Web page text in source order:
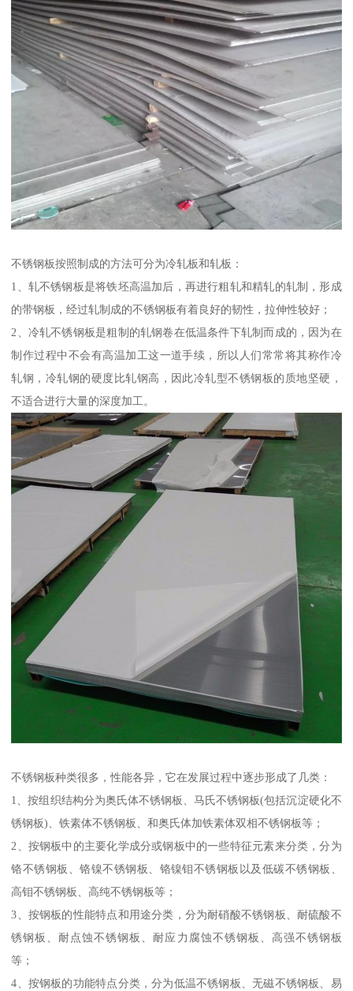
不锈钢板按照制成的方法可分为冷轧板和轧板：
1、轧不锈钢板是将铁坯高温加后，再进行粗轧和精轧的轧制，形成
的带钢板，经过轧制成的不锈钢板有着良好的韧性，拉伸性较好；
2、冷轧不锈钢板是粗制的轧钢卷在低温条件下轧制而成的，因为在
制作过程中不会有高温加工这一道手续，所以人们常常将其称作冷
轧钢，冷轧钢的硬度比轧钢高，因此冷轧型不锈钢板的质地坚硬，
不适合进行大量的深度加工。
不锈钢板种类很多，性能各异，它在发展过程中逐步形成了几类：
1、按组织结构分为奥氏体不锈钢板、马氏不锈钢板(包括沉淀硬化不
锈钢板)、铁素体不锈钢板、和奥氏体加铁素体双相不锈钢板等；
2、按钢板中的主要化学成分或钢板中的一些特征元素来分类，分为
铬不锈钢板、铬镍不锈钢板、铬镍钼不锈钢板以及低碳不锈钢板、
高钼不锈钢板、高纯不锈钢板等；
3、按钢板的性能特点和用途分类，分为耐硝酸不锈钢板、耐硫酸不
锈钢板、耐点蚀不锈钢板、耐应力腐蚀不锈钢板、高强不锈钢板
等；
4、按钢板的功能特点分类，分为低温不锈钢板、无磁不锈钢板、易